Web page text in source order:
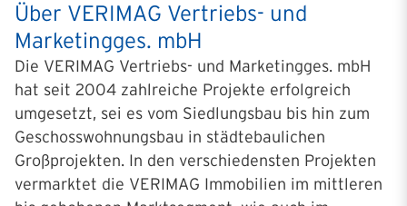
Über VERIMAG Vertriebs- und
Marketingges. mbH
Die VERIMAG Vertriebs- und Marketingges. mbH
hat seit 2004 zahlreiche Projekte erfolgreich
umgesetzt, sei es vom Siedlungsbau bis hin zum
Geschosswohnungsbau in städtebaulichen
Großprojekten. In den verschiedensten Projekten
vermarktet die VERIMAG Immobilien im mittleren